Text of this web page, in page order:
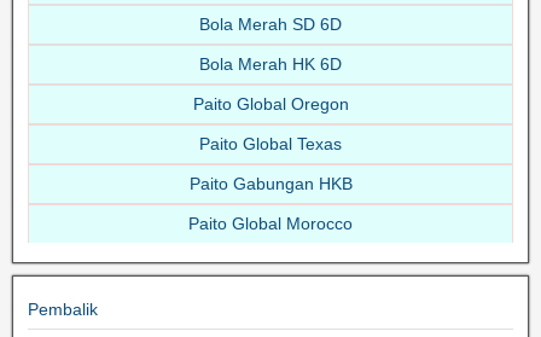
Bola Merah SD 6D
Bola Merah HK 6D
Paito Global Oregon
Paito Global Texas
Paito Gabungan HKB
Paito Global Morocco
Pembalik